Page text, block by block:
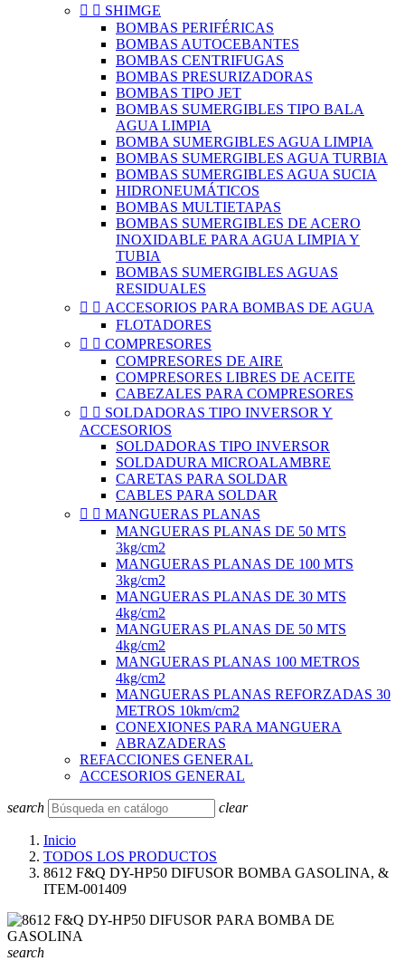
  SHIMGE
BOMBAS PERIFÉRICAS
BOMBAS AUTOCEBANTES
BOMBAS CENTRIFUGAS
BOMBAS PRESURIZADORAS
BOMBAS TIPO JET
BOMBAS SUMERGIBLES TIPO BALA
AGUA LIMPIA
BOMBA SUMERGIBLES AGUA LIMPIA
BOMBAS SUMERGIBLES AGUA TURBIA
BOMBAS SUMERGIBLES AGUA SUCIA
HIDRONEUMÁTICOS
BOMBAS MULTIETAPAS
BOMBAS SUMERGIBLES DE ACERO
INOXIDABLE PARA AGUA LIMPIA Y
TUBIA
BOMBAS SUMERGIBLES AGUAS
RESIDUALES
  ACCESORIOS PARA BOMBAS DE AGUA
FLOTADORES
  COMPRESORES
COMPRESORES DE AIRE
COMPRESORES LIBRES DE ACEITE
CABEZALES PARA COMPRESORES
  SOLDADORAS TIPO INVERSOR Y
ACCESORIOS
SOLDADORAS TIPO INVERSOR
SOLDADURA MICROALAMBRE
CARETAS PARA SOLDAR
CABLES PARA SOLDAR
  MANGUERAS PLANAS
MANGUERAS PLANAS DE 50 MTS
3kg/cm2
MANGUERAS PLANAS DE 100 MTS
3kg/cm2
MANGUERAS PLANAS DE 30 MTS
4kg/cm2
MANGUERAS PLANAS DE 50 MTS
4kg/cm2
MANGUERAS PLANAS 100 METROS
4kg/cm2
MANGUERAS PLANAS REFORZADAS 30
METROS 10km/cm2
CONEXIONES PARA MANGUERA
ABRAZADERAS
REFACCIONES GENERAL
ACCESORIOS GENERAL
search clear
Inicio
TODOS LOS PRODUCTOS
8612 F&Q DY-HP50 DIFUSOR BOMBA GASOLINA, &
ITEM-001409
search